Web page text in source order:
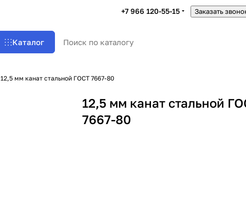
+7 966 120-55-15 Заказать
Каталог
12,5 мм канат стальной ГОСТ 7667-80
12,5 мм канат стальной
7667-80